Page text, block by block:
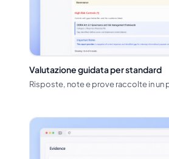
Valutazione guidata per standard
Risposte, note e prove raccolte in un